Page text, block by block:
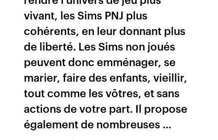
vivant, les Sims PNJ plus
cohérents, en leur donnant plus
de liberté. Les Sims non joués
peuvent donc emménager, se
marier, faire des enfants, vieillir,
tout comme les vôtres, et sans
actions de votre part. Il propose
également de nombreuses ...